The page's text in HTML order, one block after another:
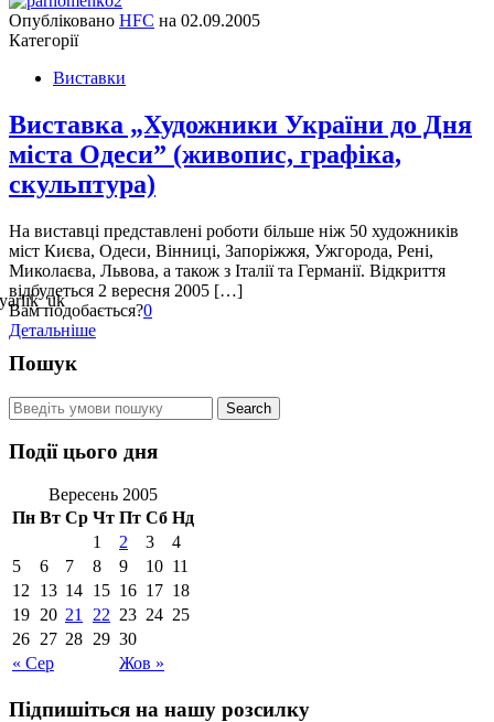
Опубліковано HFC на 02.09.2005
Категорії
Виставки
Виставка „Художники України до Дня
міста Одеси” (живопис, графіка,
скульптура)
На виставці представлені роботи більше ніж 50 художників
міст Києва, Одеси, Вінниці, Запоріжжя, Ужгорода, Рені,
Миколаєва, Львова, а також з Італії та Германії. Відкриття
відбудеться 2 вересня 2005 […]
Вам подобається?0
Детальніше
Пошук
Події цього дня
Вересень 2005
Пн Вт Ср Чт Пт Сб Нд
« Сер Жов »
1 2 3
4
5
6 7 8 9 10 11
12
13 14 15 16 17 18
19 20 21 22 23 24 25
26 27 28 29 30
Підпишіться на нашу розсилку